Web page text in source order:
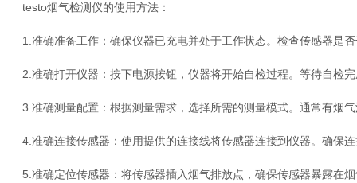
testo烟气检测仪的使用方法：
1.准确准备工作：确保仪器已充电并处于工作状态。检查传感器是否
2.准确打开仪器：按下电源按钮，仪器将开始自检过程。等待自检完
3.准确测量配置：根据测量需求，选择所需的测量模式。通常有烟气
4.准确连接传感器：使用提供的连接线将传感器连接到仪器。确保连
5.准确定位传感器：将传感器插入烟气排放点，确保传感器暴露在烟